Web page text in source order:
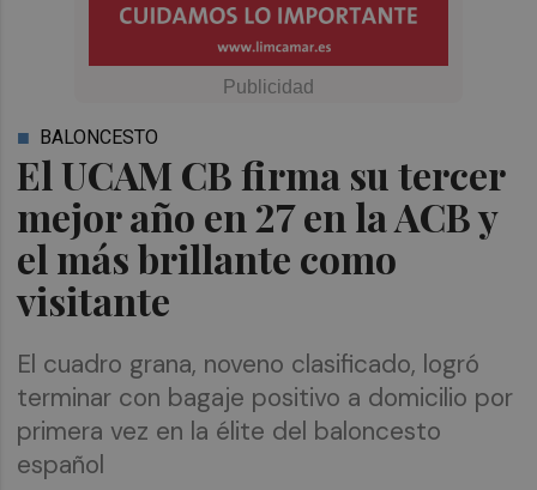
El UCAM CB firma su tercer
mejor año en 27 en la ACB y
el más brillante como
visitante
BALONCESTO
El cuadro grana, noveno clasificado, logró
terminar con bagaje positivo a domicilio por
primera vez en la élite del baloncesto
español